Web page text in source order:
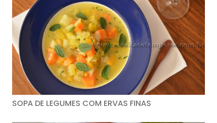
SOPA DE LEGUMES COM ERVAS FINAS